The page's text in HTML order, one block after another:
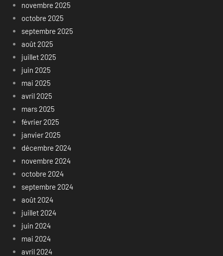
novembre 2025
octobre 2025
septembre 2025
août 2025
juillet 2025
juin 2025
mai 2025
avril 2025
mars 2025
février 2025
janvier 2025
décembre 2024
novembre 2024
octobre 2024
septembre 2024
août 2024
juillet 2024
juin 2024
mai 2024
avril 2024